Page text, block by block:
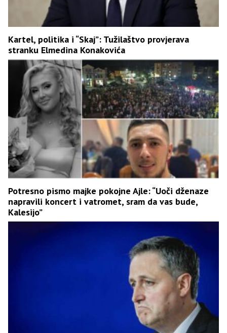
Kartel, politika i “Skaj”: Tužilaštvo provjerava
stranku Elmedina Konakovića
Potresno pismo majke pokojne Ajle: “Uoči dženaze
napravili koncert i vatromet, sram da vas bude,
Kalesijo”